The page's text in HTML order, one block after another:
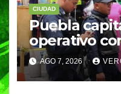
CIUDAD
Puebla
operativo
fiestas
clases
AGO 7, 2026